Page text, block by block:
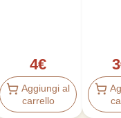
4€
Aggiungi al
carrello
3